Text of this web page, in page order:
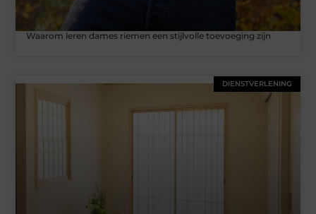
Waarom leren dames riemen een stijlvolle toevoeging zijn
DIENSTVERLENING